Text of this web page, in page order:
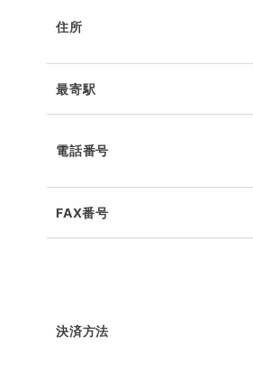
住所
最寄駅
電話番号
FAX番号
決済方法